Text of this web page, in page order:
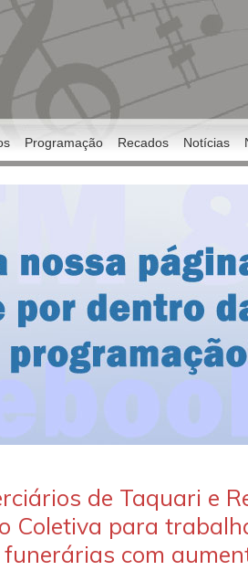
Programação Recados Notícias
de Taquari e
Coletiva para
com